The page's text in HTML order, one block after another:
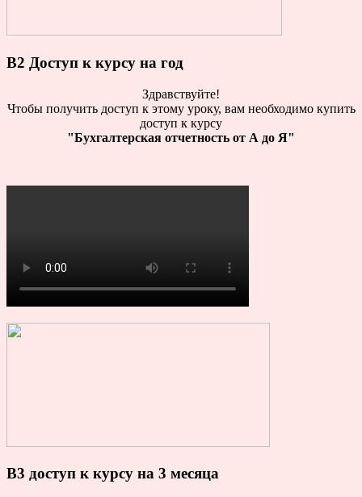
B2 Доступ к курсу на год
Здравствуйте!
Чтобы получить доступ к этому уроку, вам необходимо купить
доступ к курсу
"Бухгалтерская отчетность от А до Я"
B3 доступ к курсу на 3 месяца